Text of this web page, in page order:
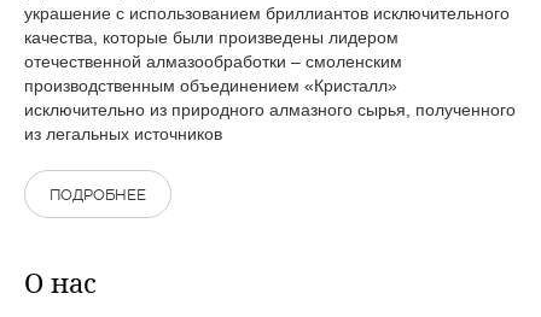
украшение с использованием бриллиантов исключительного
качества, которые были произведены лидером
отечественной алмазообработки – смоленским
производственным объединением «Кристалл»
исключительно из природного алмазного сырья, полученного
из легальных источников
ПОДРОБНЕЕ
О нас